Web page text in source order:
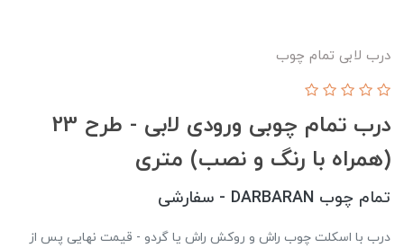
درب لابی تمام چوب
درب تمام چوبی ورودی لابی - طرح 23
(همراه با رنگ و نصب) متری
تمام چوب DARBARAN - سفارشی
درب با اسکلت چوب راش و روکش راش یا گردو - قیمت نهایی پس از